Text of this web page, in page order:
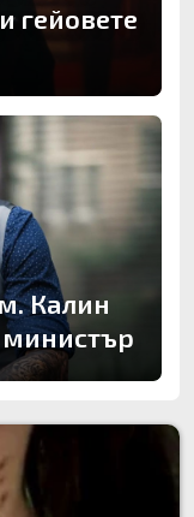
гейовете
Калин
министър